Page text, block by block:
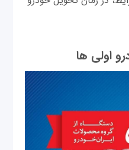
اولی ها